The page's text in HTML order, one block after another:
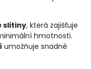
slitiny, která zajišťuje
hmotnosti.
umožňuje snadné